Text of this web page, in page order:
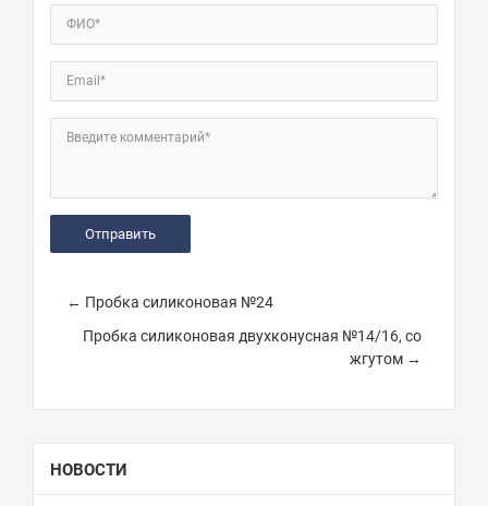
ФИО*
Email*
Введите комментарий*
← Пробка силиконовая №24
Пробка силиконовая двухконусная №14/16, со
жгутом →
НОВОСТИ